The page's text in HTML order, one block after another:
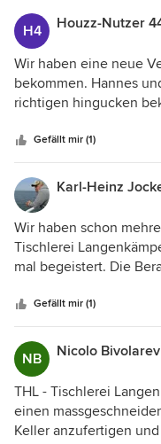
H4
Wir haben eine neue
bekommen. Hannes
richtigen hingucken
melden werde.
weiterempfehlen!
Gefällt mir (1)
Karl-Heinz
Wir haben schon
Tischlerei
mal begeistert. Die
Kostenvoranschläge
Termine wurden
empfehlen ist.
Gefällt mir (1)
NB Nicolo
THL - Tischlerei
einen
Keller anzufertigen